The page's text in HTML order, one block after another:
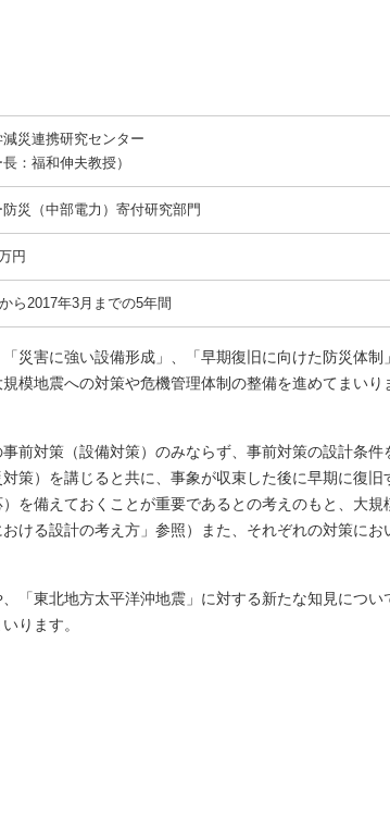
災連携研究センター
長：福和伸夫教授）
災（中部電力）寄付研究部門
円
ら2017年3月までの5年間
災害に強い設備形成」、「早期復旧に向けた防災体制
模地震への対策や危機管理体制の整備を進めてまいり
前対策（設備対策）のみならず、事前対策の設計条件
策）を講じると共に、事象が収束した後に早期に復旧
を備えておくことが重要であるとの考えのもと、大規
ける設計の考え方」参照）また、それぞれの対策にお
「東北地方太平洋沖地震」に対する新たな知見につい
ります。